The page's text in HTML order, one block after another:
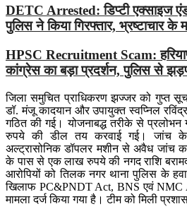
DETC Arrested: डिप्टी एक्साइज
पुलिस ने किया गिरफ्तार, भ्रष्टाचार के
HPSC Recruitment Scam:
कांग्रेस का बड़ा प्रदर्शन, पुलिस से
जिला समुचित प्राधिकरण झज्जर को गुप्त
डॉ. मंजू कादयान और उपायुक्त स्वप्निल
गठित की गई। योजनाबद्ध तरीके से
रुपये की डील तय करवाई गई। जांच के
अल्ट्रासोनिक डॉपलर मशीन से अवैध जांच
के पास से एक लाख रुपये की नगद राशि बरामद
आरोपियों को तिलक नगर थाना पुलिस के
खिलाफ PC&PNDT Act, BNS एवं NMC
मामला दर्ज किया गया है। टीम को मिली